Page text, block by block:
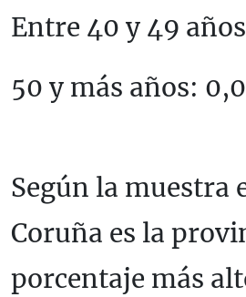
Entre 40 y 49
50 y más años:
Según la muestra
Coruña es la
porcentaje más